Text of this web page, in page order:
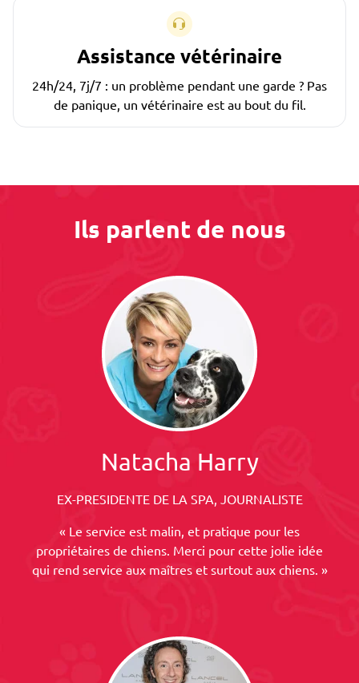
Assistance vétérinaire
24h/24, 7j/7 : un problème pendant une garde ? Pas
de panique, un vétérinaire est au bout du fil.
Ils parlent de nous
Natacha Harry
EX-PRESIDENTE DE LA SPA, JOURNALISTE
« Le service est malin, et pratique pour les
propriétaires de chiens. Merci pour cette jolie idée
qui rend service aux maîtres et surtout aux chiens. »